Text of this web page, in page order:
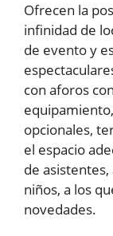
Ofrecen la
infinidad de
de evento y
con aforos
opcionales,
el espacio
de
niños, a los
novedades.